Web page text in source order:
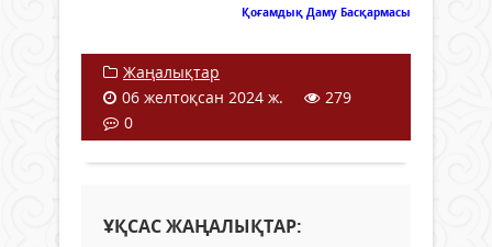
Қоғамдық Даму Басқармасы
Жаңалықтар
06 желтоқсан 2024 ж.
279
0
ҰҚСАС ЖАҢАЛЫҚТАР: